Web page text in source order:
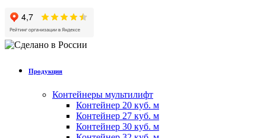
Продукция
Контейнеры мультилифт
Контейнер 20 куб. м
Контейнер 27 куб. м
Контейнер 30 куб. м